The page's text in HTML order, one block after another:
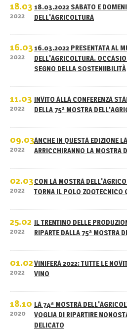
18.03
2022
18.03.2022 SABATO E
DELL'AGRICOLTURA
16.03
2022
16.03.2022 PRESENTATA AL
DELL'AGRICOLTURA.
SEGNO DELLA SOSTENIIBILITÀ
11.03
2022
INVITO ALLA CONFERENZA
DELLA 75ª MOSTRA
09.03
2022
ANCHE IN QUESTA EDIZIONE
ARRICCHIRANNO LA MOSTRA
02.03
2022
CON LA MOSTRA
TORNA IL POLO ZOOTECNICO
25.02
2022
IL TRENTINO DELLE
RIPARTE DALLA 75ª MOSTRA
01.02
2022
VINIFERA 2022: TUTTE LE
VINO
18.10
2020
LA 74ª MOSTRA
VOGLIA DI RIPARTIRE
DELICATO